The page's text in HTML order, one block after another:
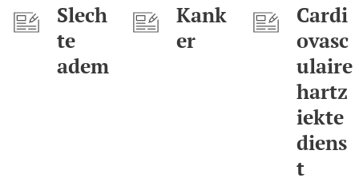
Slech
te
adem
Kank
er
Cardi
ovasc
ulaire
hartz
iekte
diens
t